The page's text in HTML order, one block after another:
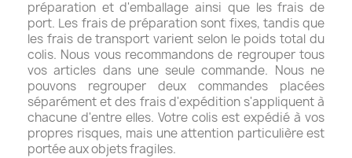
préparation et d'emballage ainsi que les frais de
port. Les frais de préparation sont fixes, tandis que
les frais de transport varient selon le poids total du
colis. Nous vous recommandons de regrouper tous
vos articles dans une seule commande. Nous ne
pouvons regrouper deux commandes placées
séparément et des frais d'expédition s'appliquent à
chacune d'entre elles. Votre colis est expédié à vos
propres risques, mais une attention particulière est
portée aux objets fragiles.